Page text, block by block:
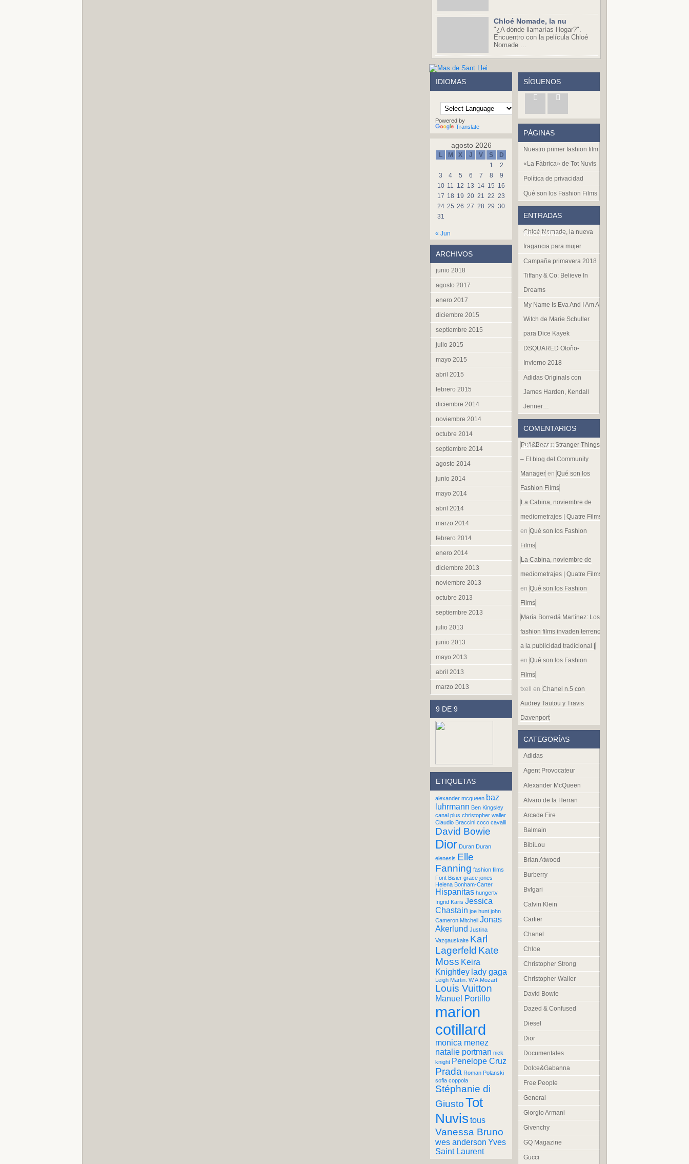
Chloé Nomade, la nu
"¿A dónde llamarías Hogar?".
Encuentro con la película Chloé
Nomade ...
IDIOMAS
Powered by
Translate
agosto 2026
L M X J V S
D
1
2
3
4 5 6 7 8
9
10 11 12 13 14 15 16
17 18 19 20 21 22 23
24 25 26 27 28 29 30
31
« Jun
ARCHIVOS
junio 2018
agosto 2017
enero 2017
diciembre 2015
septiembre 2015
julio 2015
mayo 2015
abril 2015
febrero 2015
diciembre 2014
noviembre 2014
octubre 2014
septiembre 2014
agosto 2014
junio 2014
mayo 2014
abril 2014
marzo 2014
febrero 2014
enero 2014
diciembre 2013
noviembre 2013
octubre 2013
septiembre 2013
julio 2013
junio 2013
mayo 2013
abril 2013
marzo 2013
9 DE 9
ETIQUETAS
alexander mcqueen baz
luhrmann Ben Kingsley
canal plus christopher waller
Claudio Braccini coco cavalli
David Bowie
Dior Duran Duran
eienesis Elle
Fanning fashion films
Font Bisier grace jones
Helena Bonham-Carter
Hispanitas hungertv
Ingrid Karis Jessica
Chastain joe hunt john
Cameron Mitchell Jonas
Akerlund Justina
Vazgauskaite Karl
Lagerfeld Kate
Moss Keira
Knightley lady gaga
Leigh Martin. W.A.Mozart
Louis Vuitton
Manuel Portillo
marion
cotillard
monica menez
natalie portman nick
knight Penelope Cruz
Prada Roman Polanski
sofia coppola
Stéphanie di
GiustoTot
Nuvis tous
Vanessa Bruno
wes anderson Yves
Saint Laurent
SÍGUENOS
PÁGINAS
Nuestro primer fashion film
«La Fàbrica» de Tot Nuvis
Política de privacidad
Qué son los Fashion Films
ENTRADAS
RECIENTES
Chloé Nomade, la nueva
fragancia para mujer
Campaña primavera 2018
Tiffany & Co: Believe In
Dreams
My Name Is Eva And I Am A
Witch de Marie Schuller
para Dice Kayek
DSQUARED Otoño-
Invierno 2018
Adidas Originals con
James Harden, Kendall
Jenner…
COMENTARIOS
RECIENTES
Pull&Bear x Stranger Things
– El blog del Community
Manager en Qué son los
Fashion Films
La Cabina, noviembre de
mediometrajes | Quatre Films
en Qué son los Fashion
Films
La Cabina, noviembre de
mediometrajes | Quatre Films
en Qué son los Fashion
Films
María Borredá Martínez: Los
fashion films invaden terreno
a la publicidad tradicional |
en Qué son los Fashion
Films
txell
en Chanel n.5 con
Audrey Tautou y Travis
Davenport
CATEGORÍAS
Adidas
Agent Provocateur
Alexander McQueen
Alvaro de la Herran
Arcade Fire
Balmain
BibiLou
Brian Atwood
Burberry
Bvlgari
Calvin Klein
Cartier
Chanel
Chloe
Christopher Strong
Christopher Waller
David Bowie
Dazed & Confused
Diesel
Dior
Documentales
Dolce&Gabanna
Free People
General
Giorgio Armani
Givenchy
GQ Magazine
Gucci